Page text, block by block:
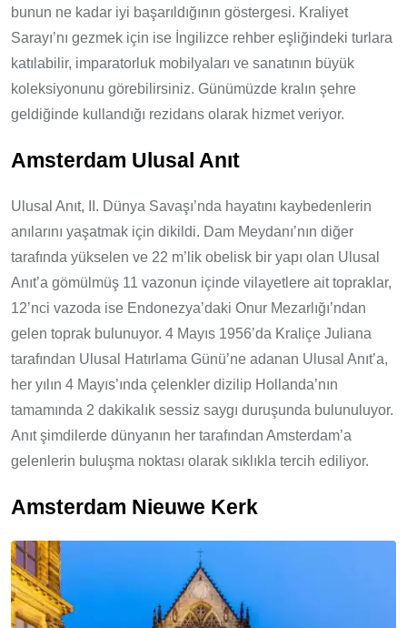
bunun ne kadar iyi başarıldığının göstergesi. Kraliyet
Sarayı’nı gezmek için ise İngilizce rehber eşliğindeki turlara
katılabilir, imparatorluk mobilyaları ve sanatının büyük
koleksiyonunu görebilirsiniz. Günümüzde kralın şehre
geldiğinde kullandığı rezidans olarak hizmet veriyor.
Amsterdam Ulusal Anıt
Ulusal Anıt, II. Dünya Savaşı’nda hayatını kaybedenlerin
anılarını yaşatmak için dikildi. Dam Meydanı’nın diğer
tarafında yükselen ve 22 m’lik obelisk bir yapı olan Ulusal
Anıt’a gömülmüş 11 vazonun içinde vilayetlere ait topraklar,
12’nci vazoda ise Endonezya’daki Onur Mezarlığı’ndan
gelen toprak bulunuyor. 4 Mayıs 1956’da Kraliçe Juliana
tarafından Ulusal Hatırlama Günü’ne adanan Ulusal Anıt’a,
her yılın 4 Mayıs’ında çelenkler dizilip Hollanda’nın
tamamında 2 dakikalık sessiz saygı duruşunda bulunuluyor.
Anıt şimdilerde dünyanın her tarafından Amsterdam’a
gelenlerin buluşma noktası olarak sıklıkla tercih ediliyor.
Amsterdam Nieuwe Kerk